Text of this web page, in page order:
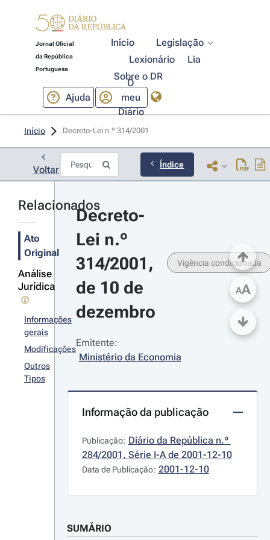
Jornal Oficial
da República
Portuguesa
Início
Legislação
Lexionário
Lia
Sobre o DR
Ajuda
O
meu
Diário
Início Decreto-Lei n.º 314/2001
Voltar Índice
Relacionados
Ato
Original
Análise
Jurídica
Informações
gerais
Modificações
Outros
Tipos
Decreto-
Lei n.º
314/2001,
de 10 de
dezembro
Vigência condicionada
Emitente:
Ministério da Economia
Informação da publicação
Publicação: Diário da República n.º
284/2001, Série I-A de 2001-12-10
Data de Publicação: 2001-12-10
SUMÁRIO
AA